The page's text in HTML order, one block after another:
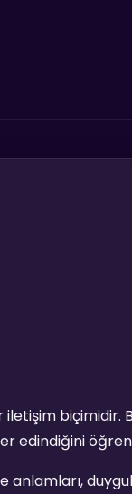
biçimidir.
edindiğini
anlamları,